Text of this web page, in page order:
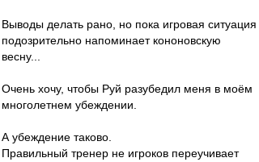
Выводы делать рано, но пока игровая ситуация
подозрительно напоминает кононовскую
весну...
Очень хочу, чтобы Руй разубедил меня в моём
многолетнем убеждении.
А убеждение таково.
Правильный тренер не игроков переучивает